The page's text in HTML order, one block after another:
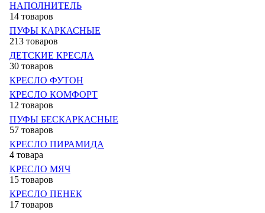
НАПОЛНИТЕЛЬ
14 товаров
ПУФЫ КАРКАСНЫЕ
213 товаров
ДЕТСКИЕ КРЕСЛА
30 товаров
КРЕСЛО ФУТОН
КРЕСЛО КОМФОРТ
12 товаров
ПУФЫ БЕСКАРКАСНЫЕ
57 товаров
КРЕСЛО ПИРАМИДА
4 товара
КРЕСЛО МЯЧ
15 товаров
КРЕСЛО ПЕНЕК
17 товаров